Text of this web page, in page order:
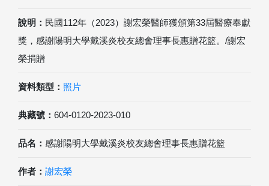
說明： 民國112年（2023）謝宏榮醫師獲頒第33屆醫療奉獻
獎，感謝陽明大學戴溪炎校友總會理事長惠贈花籃。/謝宏
榮捐贈
資料類型： 照片
典藏號： 604-0120-2023-010
品名： 感謝陽明大學戴溪炎校友總會理事長惠贈花籃
作者： 謝宏榮